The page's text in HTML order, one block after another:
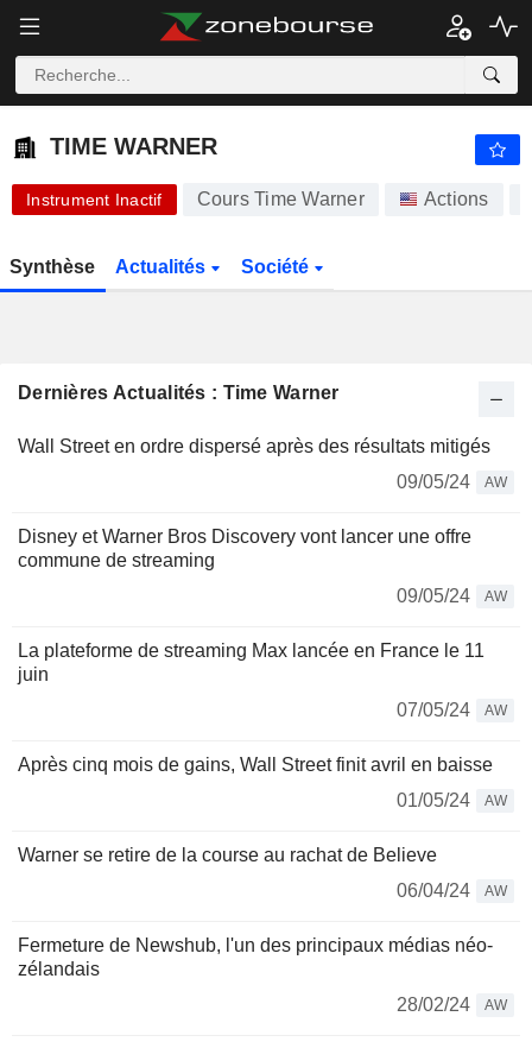
TIME WARNER - $ -
TIME WARNER
Instrument Inactif Cours Time Warner Actions
Synthèse Actualités Société
Dernières Actualités : Time Warner
Wall Street en ordre dispersé après des résultats mitigés
09/05/24
AW
Disney et Warner Bros Discovery vont lancer une offre
commune de streaming
09/05/24
AW
La plateforme de streaming Max lancée en France le 11
juin
07/05/24
AW
Après cinq mois de gains, Wall Street finit avril en baisse
01/05/24
AW
Warner se retire de la course au rachat de Believe
06/04/24
AW
Fermeture de Newshub, l'un des principaux médias néo-
zélandais
28/02/24
AW